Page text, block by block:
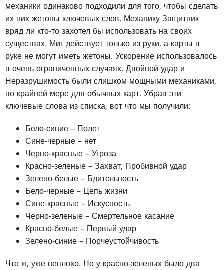
механики одинаково подходили для того, чтобы сделать
их них жетоны ключевых слов. Механику Защитник
вряд ли кто-то захотел бы использовать на своих
существах. Миг действует только из руки, а карты в
руке не могут иметь жетоны. Ускорение использовалось
в очень ограниченных случаях. Двойной удар и
Неразрушимость были слишком мощными механиками,
по крайней мере для обычных карт. Убрав эти
ключевые слова из списка, вот что мы получили:
Бело-синие – Полет
Сине-черные – нет
Черно-красные – Угроза
Красно-зеленые – Захват, Пробивной удар
Зелено-белые – Бдительность
Бело-черные – Цепь жизни
Сине-красные – Искусность
Черно-зеленые – Смертельное касание
Красно-белые – Первый удар
Зелено-синие – Порчеустойчивость
Что ж, уже неплохо. Но у красно-зеленых было два